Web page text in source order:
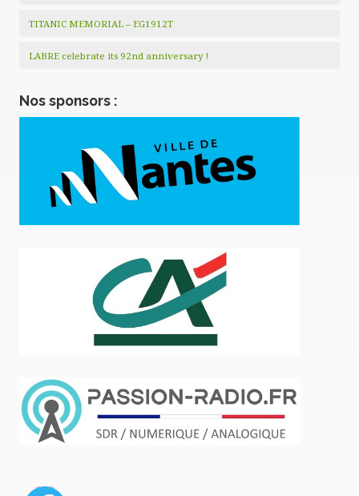
TITANIC MEMORIAL – EG1912T
LABRE celebrate its 92nd anniversary !
Nos sponsors :